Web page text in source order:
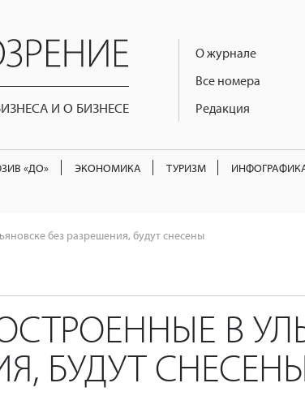
И О БИЗНЕСЕ
О журнале
Все номера
Редакция
«ДО» ЭКОНОМИКА ТУРИЗМ
без разрешения, будут снесены
В
БУДУТ